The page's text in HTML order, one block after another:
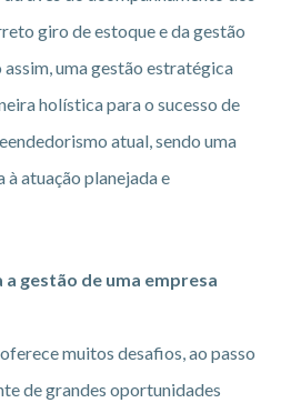
giro de estoque e da gestão
assim, uma gestão estratégica
holística para o sucesso de
atual, sendo uma
atuação planejada e
gestão de uma empresa
muitos desafios, ao passo
de grandes oportunidades